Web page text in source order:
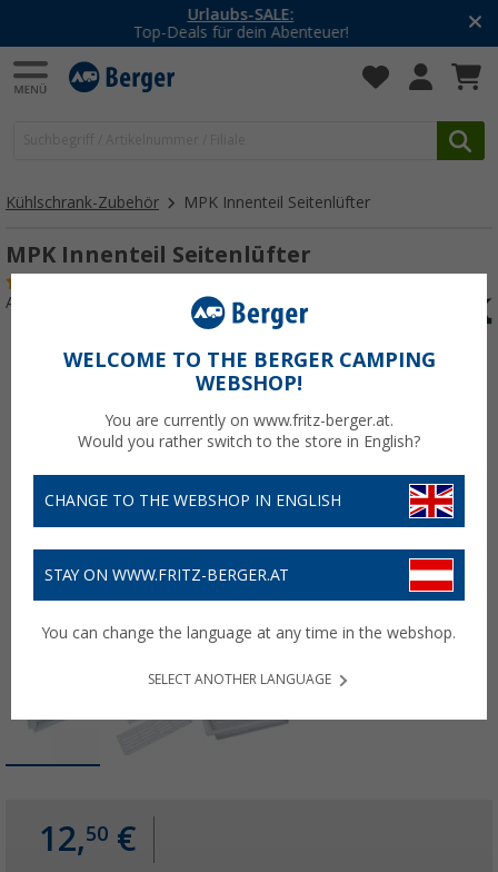
-20% auf Kleidung und Schuhe
Mit dem Aktionscode20SSV
Kühlschrank-Zubehör MPK Innenteil Seitenlüfter
MPK Innenteil Seitenlüfter
Art.-Nr.: 171250
12,50 €
WELCOME TO THE BERGER CAMPING
WEBSHOP!
You are currently on www.fritz-berger.at.
Would you rather switch to the store in English?
CHANGE TO THE WEBSHOP IN ENGLISH
STAY ON WWW.FRITZ-BERGER.AT
You can change the language at any time in the webshop.
SELECT ANOTHER LANGUAGE